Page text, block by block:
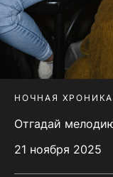
НОЧНАЯ ХРОНИКА
Отгадай
21 ноября 2025